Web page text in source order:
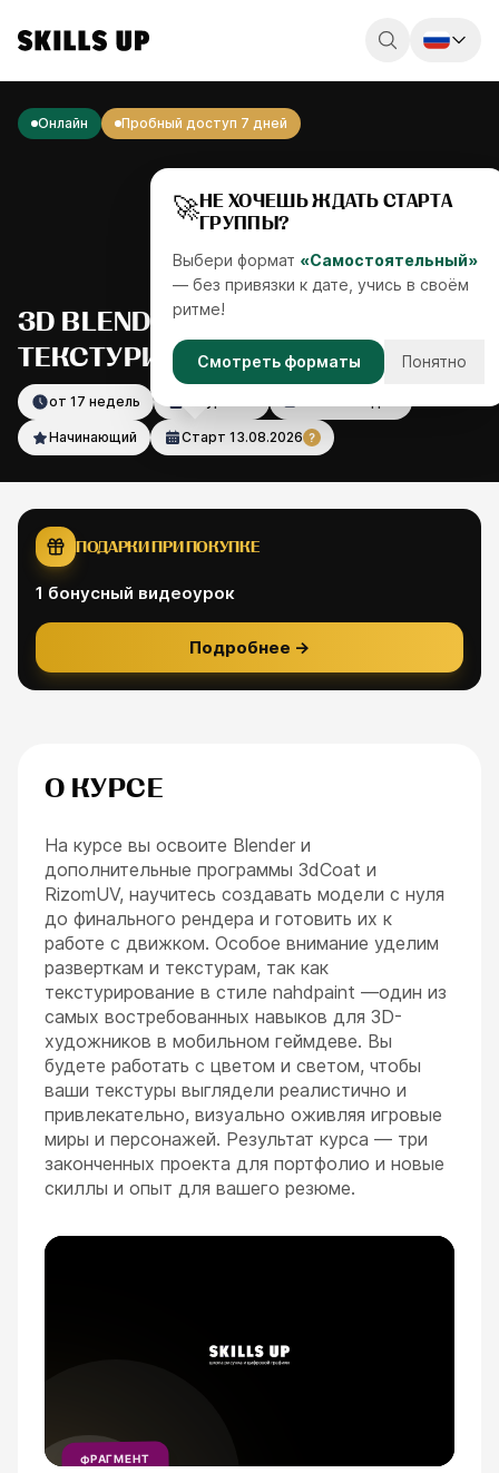
ESC
Онлайн Пробный доступ 7 дней
3D BLENDER: ХУДОЖЕСТВЕННОЕ
ТЕКСТУРИРОВАНИЕ
от 17 недель
Начинающий Старт 13.08.2026 ?
🚀НЕ ХОЧЕШЬ ЖДАТЬ СТАРТА
ГРУППЫ?
Выбери формат «Самостоятельный»
— без привязки к дате, учись в своём
ритме!
Смотреть форматы Понятно
ПОДАРКИ ПРИ ПОКУПКЕ
1 бонусный видеоурок
Подробнее →
О КУРСЕ
На курсе вы освоите Blender и
дополнительные программы 3dCoat и
RizomUV, научитесь создавать модели с нуля
до финального рендера и готовить их к
работе с движком. Особое внимание уделим
разверткам и текстурам, так как
текстурирование в стиле nahdpaint —один из
самых востребованных навыков для 3D-
художников в мобильном геймдеве. Вы
будете работать с цветом и светом, чтобы
ваши текстуры выглядели реалистично и
привлекательно, визуально оживляя игровые
миры и персонажей. Результат курса — три
законченных проекта для портфолио и новые
скиллы и опыт для вашего резюме.
ФРАГМЕНТ